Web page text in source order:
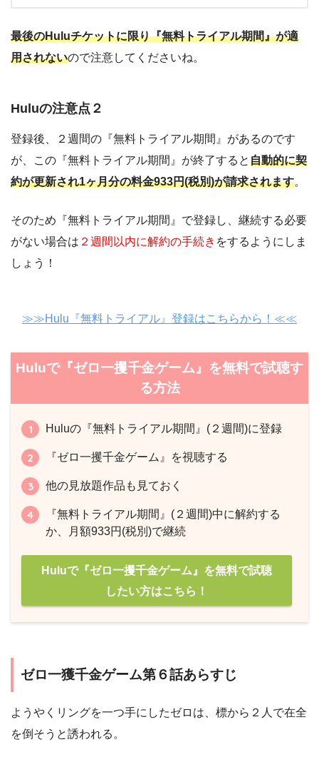
最後のHuluチケットに限り『無料トライアル期間』が適
用されないので注意してくださいね。
Huluの注意点２
登録後、２週間の『無料トライアル期間』があるのです
が、この『無料トライアル期間』が終了すると自動的に契
約が更新され1ヶ月分の料金933円(税別)が請求されます。
そのため『無料トライアル期間』で登録し、継続する必要
がない場合は ２週間以内に解約の手続き をするようにしま
しょう！
≫≫Hulu『無料トライアル』登録はこちらから！≪≪
Huluで『ゼロ一攫千金ゲーム』を無料で試聴す
る方法
Huluの『無料トライアル期間』(２週間)に登録
『ゼロ一攫千金ゲーム』を視聴する
他の見放題作品も見ておく
『無料トライアル期間』(２週間)中に解約する
か、月額933円(税別)で継続
Huluで『ゼロ一攫千金ゲーム』を無料で試聴
したい方はこちら！
ゼロ一獲千金ゲーム第６話あらすじ
ようやくリングを一つ手にしたゼロは、標から２人で在全
を倒そうと誘われる。